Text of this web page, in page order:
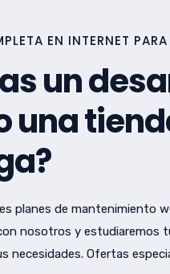
EN INTERNET
un
una
planes de mantenimiento
nosotros y estudiaremos
necesidades. Ofertas